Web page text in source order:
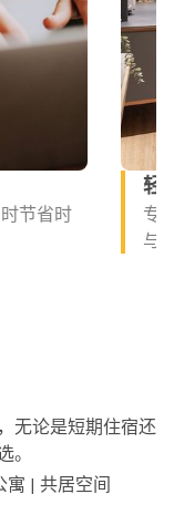
节省时
轻
专
与
无论是短期住宿还
。
寓 | 共居空间